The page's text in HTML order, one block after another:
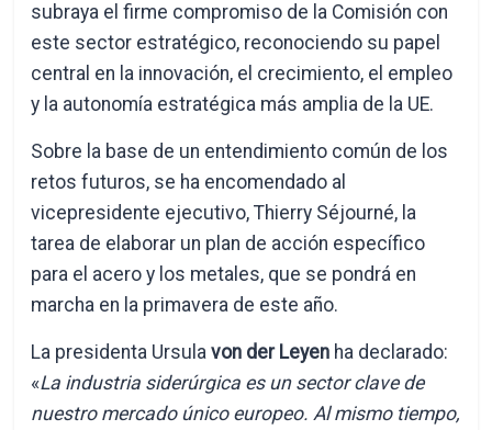
subraya el firme compromiso de la Comisión con
este sector estratégico, reconociendo su papel
central en la innovación, el crecimiento, el empleo
y la autonomía estratégica más amplia de la UE.
Sobre la base de un entendimiento común de los
retos futuros, se ha encomendado al
vicepresidente ejecutivo, Thierry Séjourné, la
tarea de elaborar un plan de acción específico
para el acero y los metales, que se pondrá en
marcha en la primavera de este año.
La presidenta Ursulavon der Leyen ha declarado:
«La industria siderúrgica es un sector clave de
nuestro mercado único europeo. Al mismo tiempo,